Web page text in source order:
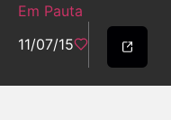
Em Pauta
11/07/15